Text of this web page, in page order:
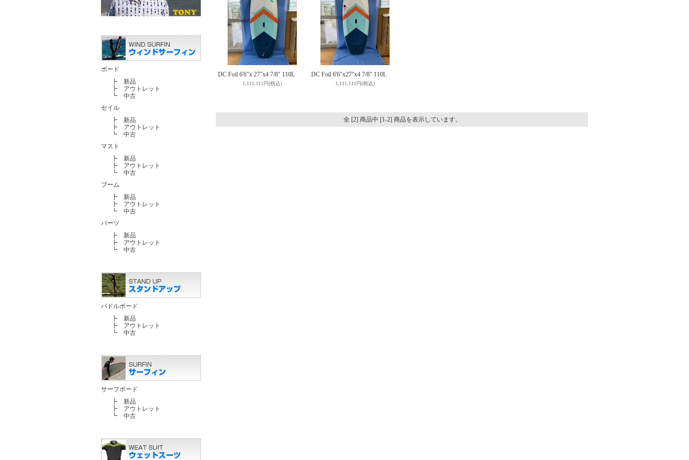
ボード
┣ 新品
┣ アウトレット
┗ 中古
セイル
┣ 新品
┣ アウトレット
┗ 中古
マスト
┣ 新品
┣ アウトレット
┗ 中古
ブーム
┣ 新品
┣ アウトレット
┗ 中古
パーツ
┣ 新品
┣ アウトレット
┗ 中古
パドルボード
┣ 新品
┣ アウトレット
┗ 中古
サーフボード
┣ 新品
┣ アウトレット
┗ 中古
DC Foil 6'6"x 27”x4 7/8" 110L
1,111,111円(税込)
DC Foil 6'6"x27"x4 7/8" 110L
1,111,111円(税込)
全 [2] 商品中 [1-2] 商品を表示しています。